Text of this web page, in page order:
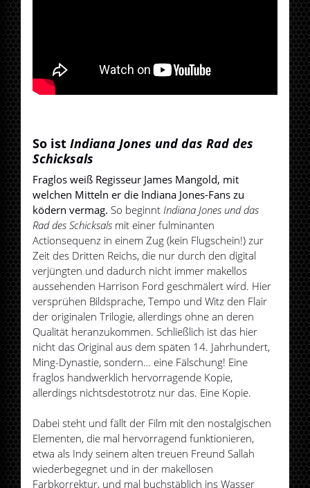
So istIndiana Jones und das Rad des
Schicksals
Fraglos weiß Regisseur James Mangold, mit
welchen Mitteln er die Indiana Jones-Fans zu
ködern vermag. So beginntIndiana Jones und das
Rad des Schicksals mit einer fulminanten
Actionsequenz in einem Zug (kein Flugschein!) zur
Zeit des Dritten Reichs, die nur durch den digital
verjüngten und dadurch nicht immer makellos
aussehenden Harrison Ford geschmälert wird. Hier
versprühen Bildsprache, Tempo und Witz den Flair
der originalen Trilogie, allerdings ohne an deren
Qualität heranzukommen. Schließlich ist das hier
nicht das Original aus dem späten 14. Jahrhundert,
Ming-Dynastie, sondern… eine Fälschung! Eine
fraglos handwerklich hervorragende Kopie,
allerdings nichtsdestotrotz nur das. Eine Kopie.
Dabei steht und fällt der Film mit den nostalgischen
Elementen, die mal hervorragend funktionieren,
etwa als Indy seinem alten treuen Freund Sallah
wiederbegegnet und in der makellosen
Farbkorrektur, und mal buchstäblich ins Wasser